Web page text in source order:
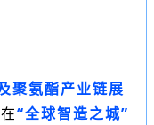
聚氨酯产业链展
在“全球智造之城”